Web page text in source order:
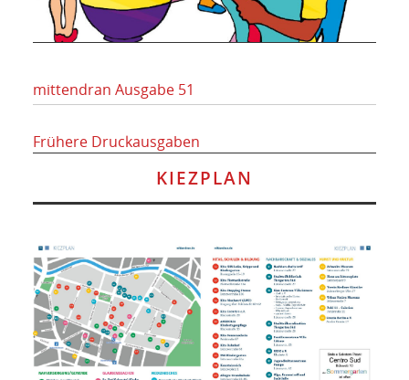
mittendran Ausgabe 51
Frühere Druckausgaben
KIEZPLAN